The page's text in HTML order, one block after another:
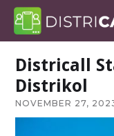
Districall
Distrikol
NOVEMBER 27,